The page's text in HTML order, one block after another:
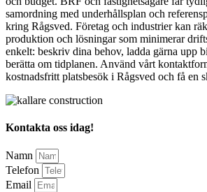
samordning med underhållsplan och
kring Rågsved. Företag och industrier kan
produktion och lösningar som minimerar
enkelt: beskriv dina behov, ladda gärna upp
berätta om tidplanen. Använd vårt
kostnadsfritt platsbesök i Rågsved och få en
Kontakta oss idag!
Namn
Telefon
Email